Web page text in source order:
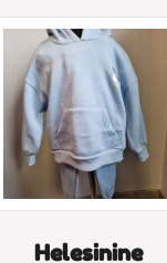
Helesinine